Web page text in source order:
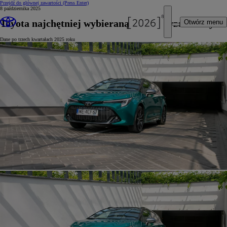
Przejdź do głównej zawartości (Press Enter)
Otwórz menu
8 października 2025
Toyota najchętniej wybieraną marką przez firmy
Dane po trzech kwartałach 2025 roku